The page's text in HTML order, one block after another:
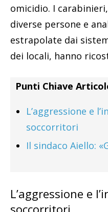
omicidio. I
diverse persone e
estrapolate dai
dei locali, hanno
Punti Chiave
L’aggressione e
soccorritori
Il sindaco Aiello:
L’aggressione e
soccorritori